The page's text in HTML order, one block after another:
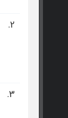
2.
3.